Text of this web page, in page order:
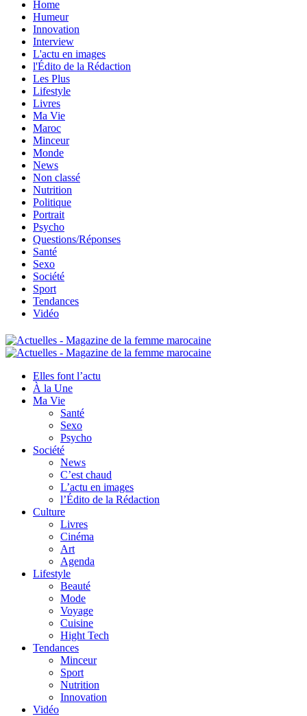
Home
Humeur
Innovation
Interview
L'actu en images
l'Édito de la Rédaction
Les Plus
Lifestyle
Livres
Ma Vie
Maroc
Minceur
Monde
News
Non classé
Nutrition
Politique
Portrait
Psycho
Questions/Réponses
Santé
Sexo
Société
Sport
Tendances
Vidéo
Elles font l’actu
À la Une
Ma Vie
Santé
Sexo
Psycho
Société
News
C’est chaud
L’actu en images
l’Édito de la Rédaction
Culture
Livres
Cinéma
Art
Agenda
Lifestyle
Beauté
Mode
Voyage
Cuisine
Hight Tech
Tendances
Minceur
Sport
Nutrition
Innovation
Vidéo